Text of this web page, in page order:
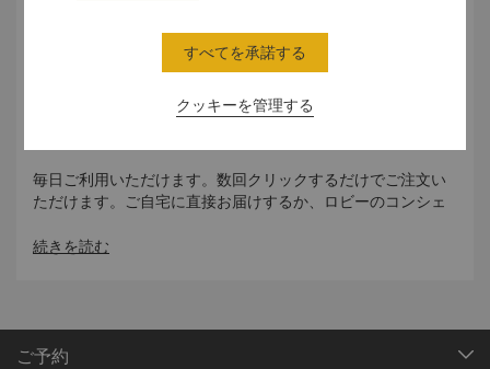
ールのお気に入りの料理をお楽しみください。 Ayam
Percik や Traders Roti John などの地元料理から、Bento
際的な料理まで、愛する人と一緒に楽しめる満足のいく食事
毎日ご利用いただけます。数回クリックするだけでご注文い
ただけます。ご自宅に直接お届けするか、ロビーのコンシェ
ご注文は、www.tradersklspecials.comをクリックしてく
ださい。
続きを読む
ご予約
クッキーを管理する
すべてを承諾する